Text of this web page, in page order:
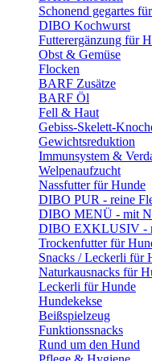
Schonend gegartes
DIBO Kochwurst
Futterergänzung für
Obst & Gemüse
Flocken
BARF Zusätze
BARF Öl
Fell & Haut
Gebiss-Skelett-
Gewichtsreduktion
Immunsystem &
Welpenaufzucht
Nassfutter für Hunde
DIBO PUR - reine
DIBO MENÜ - mit
DIBO EXKLUSIV -
Trockenfutter für
Snacks / Leckerli für
Naturkausnacks für
Leckerli für Hunde
Hundekekse
Beißspielzeug
Funktionssnacks
Rund um den Hund